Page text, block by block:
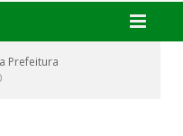
Prefeitura